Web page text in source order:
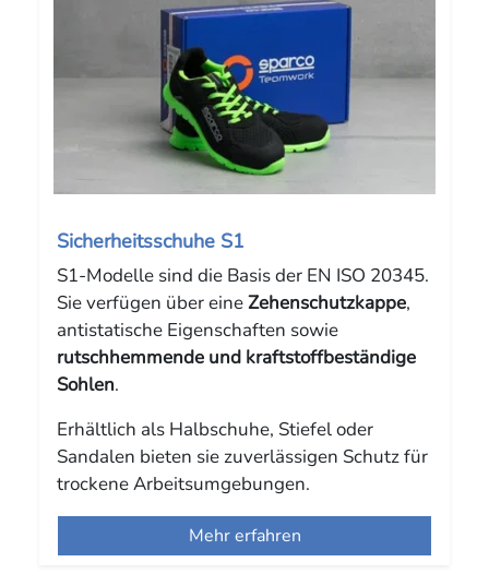
Sicherheitsschuhe S1
S1-Modelle sind die Basis der EN ISO 20345.
Sie verfügen über eineZehenschutzkappe,
antistatische Eigenschaften sowie
rutschhemmende und kraftstoffbeständige
Sohlen.
Erhältlich als Halbschuhe, Stiefel oder
Sandalen bieten sie zuverlässigen Schutz für
trockene Arbeitsumgebungen.
Mehr erfahren